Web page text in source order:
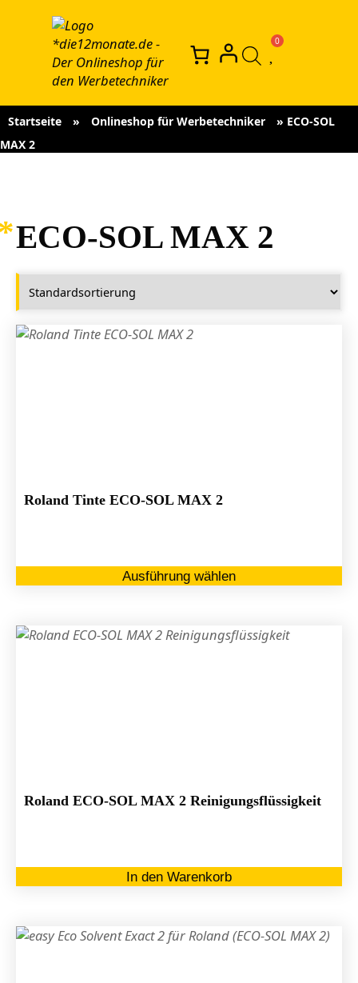
Startseite » Onlineshop für Werbetechniker » ECO-SOL
MAX 2
ECO-SOL MAX 2
Roland Tinte ECO-SOL MAX 2
Ausführung wählen
Roland ECO-SOL MAX 2 Reinigungsflüssigkeit
In den Warenkorb